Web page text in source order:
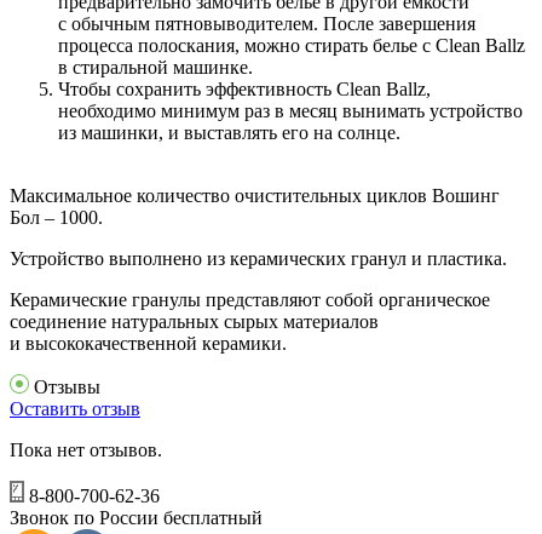
с обычным пятновыводителем. После завершения
процесса полоскания, можно стирать белье с Clean Ballz
в стиральной машинке.
Чтобы сохранить эффективность Clean Ballz,
необходимо минимум раз в месяц вынимать устройство
из машинки, и выставлять его на солнце.
Максимальное количество очистительных циклов Вошинг
Бол – 1000.
Устройство выполнено из керамических гранул и пластика.
Керамические гранулы представляют собой органическое
соединение натуральных сырых материалов
и высококачественной керамики.
Отзывы
Оставить отзыв
Пока нет отзывов.
8-800-700-62-36
Звонок по России бесплатный